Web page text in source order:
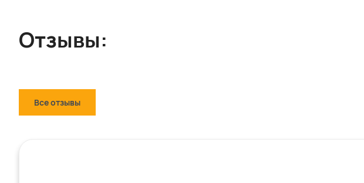
Отзывы:
Все отзывы